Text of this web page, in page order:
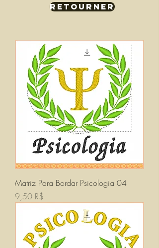
RETOURNER
Matriz Para Bordar Psicologia 04
Prix
9,50 R$